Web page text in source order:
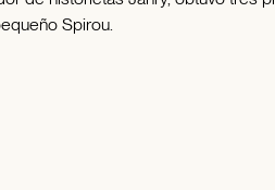
Spirou.